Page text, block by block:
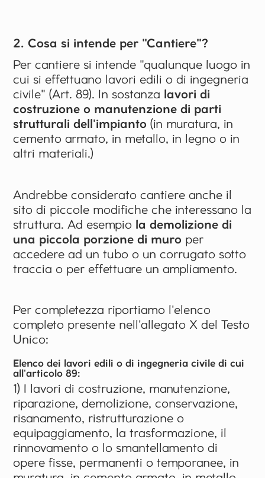
2. Cosa si intende per "Cantiere"?
Per cantiere si intende "qualunque luogo in
cui si effettuano lavori edili o di ingegneria
civile" (Art. 89). In sostanza lavori di
costruzione o manutenzione di parti
strutturali dell'impianto (in muratura, in
cemento armato, in metallo, in legno o in
altri materiali.)
Andrebbe considerato cantiere anche il
sito di piccole modifiche che interessano la
struttura. Ad esempio la demolizione di
una piccola porzione di muro per
accedere ad un tubo o un corrugato sotto
traccia o per effettuare un ampliamento.
Per completezza riportiamo l'elenco
completo presente nell'allegato X del Testo
Unico:
Elenco dei lavori edili o di ingegneria civile di cui
all'articolo 89:
1) I lavori di costruzione, manutenzione,
riparazione, demolizione, conservazione,
risanamento, ristrutturazione o
equipaggiamento, la trasformazione, il
rinnovamento o lo smantellamento di
opere fisse, permanenti o temporanee, in